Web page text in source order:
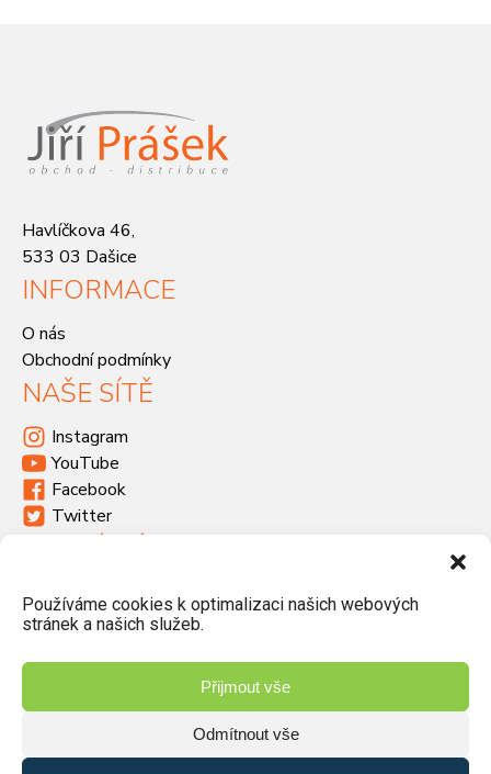
Používáme cookies k optimalizaci našich webových
stránek a našich služeb.
Přijmout vše
Odmítnout vše
Havlíčkova 46,
533 03 Dašice
INFORMACE
O nás
Obchodní podmínky
NAŠE SÍTĚ
Instagram
YouTube
Facebook
Twitter
Havlíčkova 46, 533 03 Dašice
+420 466 951 103